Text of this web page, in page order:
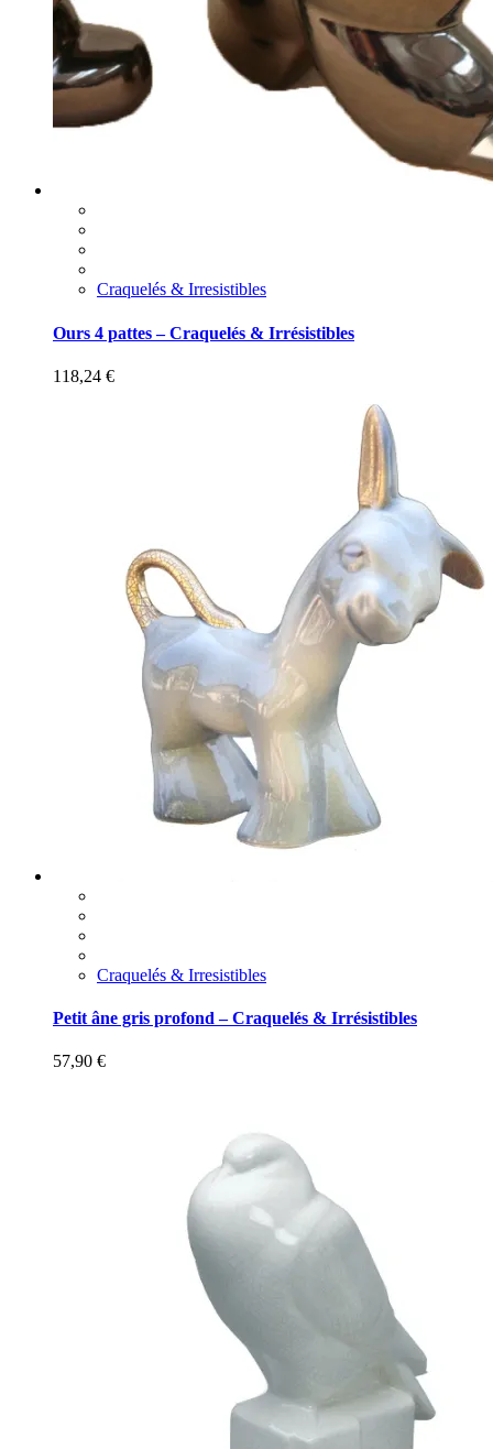
Craquelés & Irresistibles
Ours 4 pattes – Craquelés & Irrésistibles
118,24 €
Craquelés & Irresistibles
Petit âne gris profond – Craquelés & Irrésistibles
57,90 €